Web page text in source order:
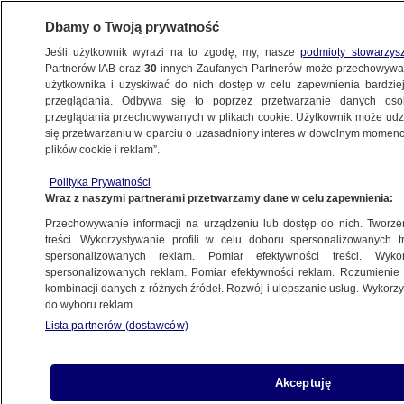
POLSKA
Krajowej. Jest zarządzenie w sprawie
wstępu do budynku
14.01.2024, 08:10
Udostępnij
Dbamy o Twoją prywatność
Jeśli użytkownik wyrazi na to zgodę, my, naszepodmioty
Partnerów IAB oraz30 innych Zaufanych Partnerów może
użytkownika i uzyskiwać do nich dostęp w celu zapewnienia
przeglądania. Odbywa się to poprzez przetwarzanie danych
przeglądania przechowywanych w plikach cookie. Użytkownik może
się przetwarzaniu w oparciu o uzasadniony interes w dowolnym
plików cookie i reklam”.
Polityka Prywatności
Wraz z naszymi partnerami przetwarzamy dane w celu zapewnienia:
Przechowywanie informacji na urządzeniu lub dostęp do nich.
treści. Wykorzystywanie profili w celu doboru spersonalizowanych
spersonalizowanych reklam. Pomiar efektywności treści.
spersonalizowanych reklam. Pomiar efektywności reklam.
kombinacji danych z różnych źródeł. Rozwój i ulepszanie usług.
do wyboru reklam.
Lista partnerów (dostawców)
Akceptuję